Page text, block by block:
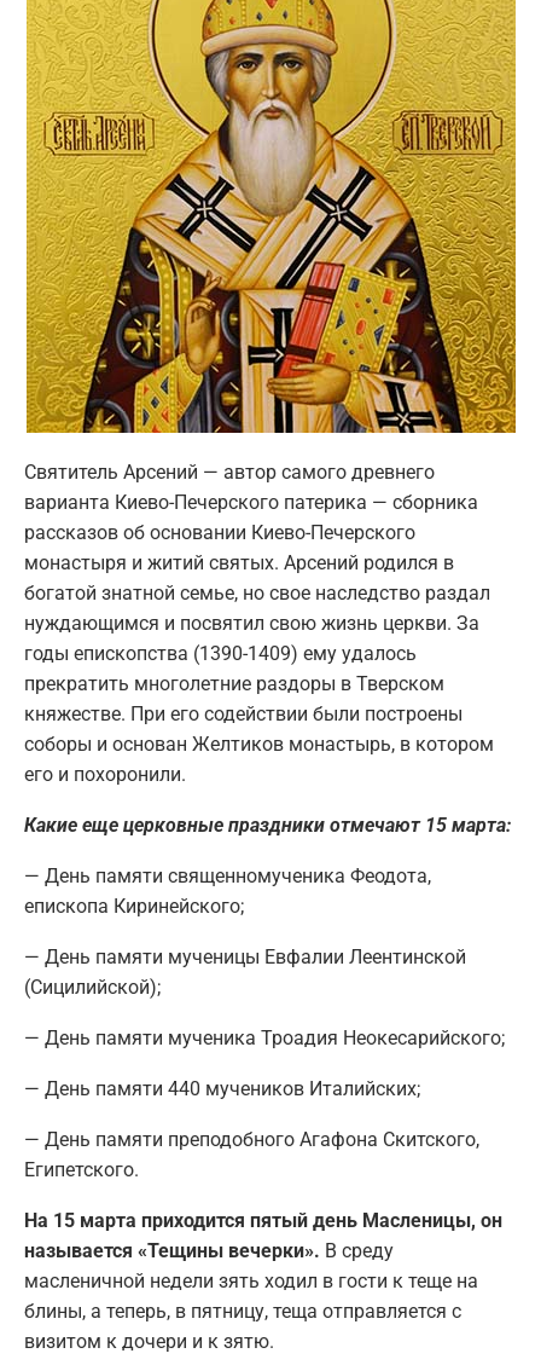
Святитель Арсений — автор самого древнего
варианта Киево-Печерского патерика — сборника
рассказов об основании Киево-Печерского
монастыря и житий святых. Арсений родился в
богатой знатной семье, но свое наследство раздал
нуждающимся и посвятил свою жизнь церкви. За
годы епископства (1390-1409) ему удалось
прекратить многолетние раздоры в Тверском
княжестве. При его содействии были построены
соборы и основан Желтиков монастырь, в котором
его и похоронили.
Какие еще церковные праздники отмечают 15 марта:
— День памяти священномученика Феодота,
епископа Киринейского;
— День памяти мученицы Евфалии Леентинской
(Сицилийской);
— День памяти мученика Троадия Неокесарийского;
— День памяти 440 мучеников Италийских;
— День памяти преподобного Агафона Скитского,
Египетского.
На 15 марта приходится пятый день Масленицы, он
называется «Тещины вечерки». В среду
масленичной недели зять ходил в гости к теще на
блины, а теперь, в пятницу, теща отправляется с
визитом к дочери и к зятю.